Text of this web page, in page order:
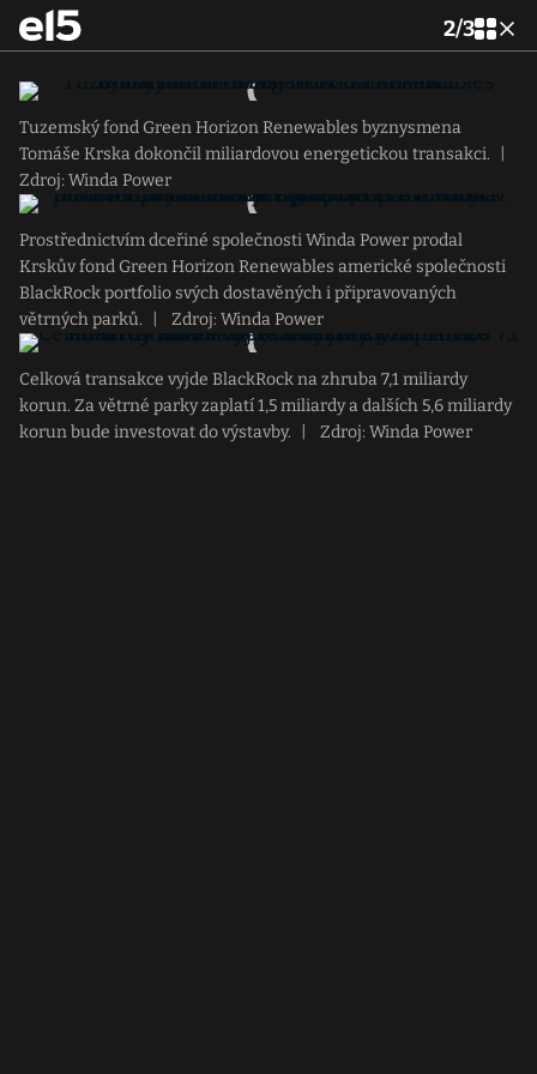
2/3
Tuzemský fond Green Horizon Renewables byznysmena
Tomáše Krska dokončil miliardovou energetickou transakci.
Zdroj: Winda Power
Prostřednictvím dceřiné společnosti Winda Power prodal
Krskův fond Green Horizon Renewables americké společnosti
BlackRock portfolio svých dostavěných i připravovaných
větrných parků.
Zdroj: Winda Power
Celková transakce vyjde BlackRock na zhruba 7,1 miliardy
korun. Za větrné parky zaplatí 1,5 miliardy a dalších 5,6 miliardy
korun bude investovat do výstavby.
Zdroj: Winda Power